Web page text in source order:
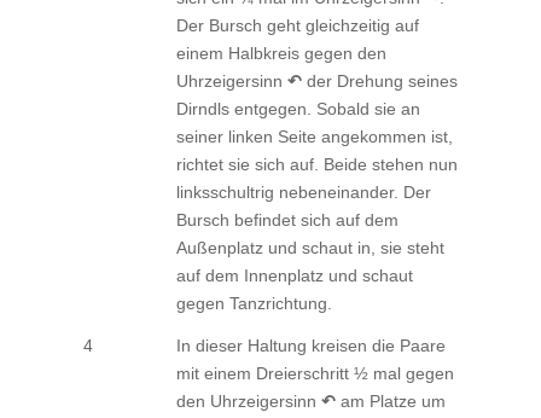
Der Bursch geht gleichzeitig auf
einem Halbkreis gegen den
Uhrzeigersinn ↶der Drehung seines
Dirndls entgegen. Sobald sie an
seiner linken Seite angekommen ist,
richtet sie sich auf. Beide stehen nun
linksschultrig nebeneinander. Der
Bursch befindet sich auf dem
Außenplatz und schaut in, sie steht
auf dem Innenplatz und schaut
gegen Tanzrichtung.
4
In dieser Haltung kreisen die Paare
mit einem Dreierschritt ½ mal gegen
den Uhrzeigersinn ↶am Platze um